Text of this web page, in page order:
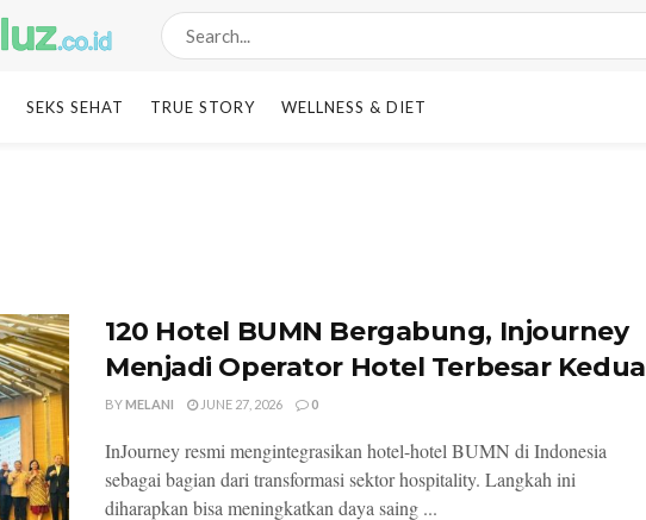
SEKS SEHAT TRUE STORY WELLNESS & DIET
120 Hotel BUMN Bergabung, Injourney
Menjadi Operator Hotel Terbesar Kedua
BYMELANI JUNE 27, 2026 0
InJourney resmi mengintegrasikan hotel-hotel BUMN di Indonesia
sebagai bagian dari transformasi sektor hospitality. Langkah ini
diharapkan bisa meningkatkan daya saing ...